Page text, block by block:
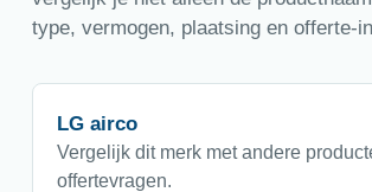
type, vermogen, plaatsing en offerte-
LG airco
Vergelijk dit merk met andere
offertevragen.